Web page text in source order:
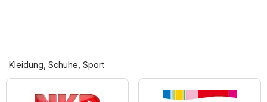
Kleidung, Schuhe, Sport